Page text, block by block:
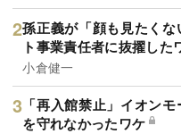
孫正義が「顔も見たく
ト事業責任者に抜擢した
小倉健一
「再入館禁止」イオン
を守れなかったワケ